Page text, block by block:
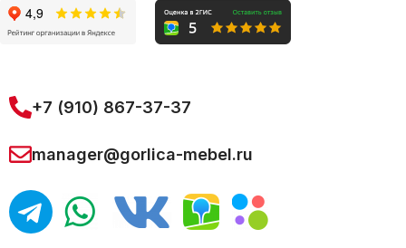
+7 (910) 867-37-37
manager@gorlica-mebel.ru